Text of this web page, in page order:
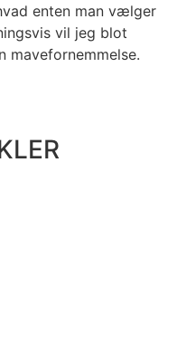
enten man vælger
vil jeg blot
mavefornemmelse.